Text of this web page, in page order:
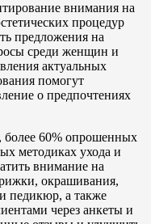
внимания на
процедур
предложения на
среди женщин и
актуальных
помогут
о предпочтениях
более 60% опрошенных
методиках ухода и
внимание на
окрашивания,
педикюр, а также
через анкеты и